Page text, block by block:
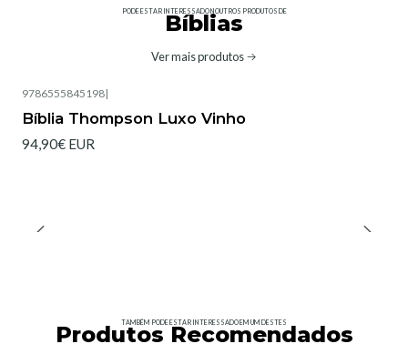
PODE ESTAR INTERESSADO NOUTROS PRODUTOS DE
Bíblias
Ver mais produtos
9786555845198|
Bíblia Thompson Luxo Vinho
94,90€ EUR
TAMBÉM PODE ESTAR INTERESSADO EM UM DESTES
Produtos Recomendados